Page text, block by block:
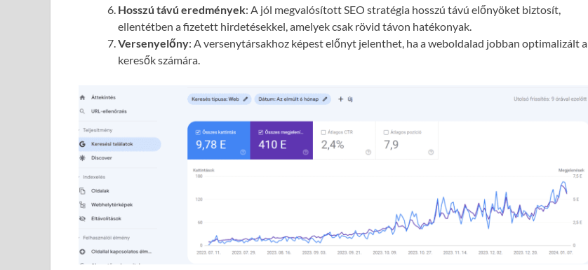
Hosszú távú eredmények: A jól megvalósított SEO stratégia hosszú távú előnyöket biztosít,
ellentétben a fizetett hirdetésekkel, amelyek csak rövid távon hatékonyak.
Versenyelőny: A versenytársakhoz képest előnyt jelenthet, ha a weboldalad jobban optimalizált a
keresők számára.